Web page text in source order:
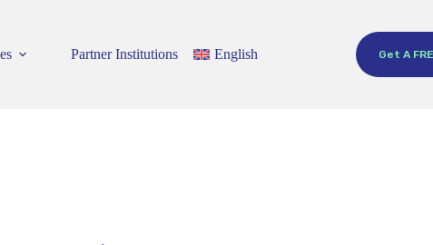
Partner Institutions English Get A